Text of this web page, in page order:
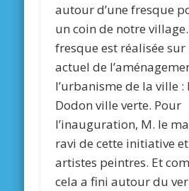
autour d’une fresque
un coin de notre
fresque est réalisée sur
actuel de
l’urbanisme de la ville :
Dodon ville verte. Pour
l’inauguration, M. le
ravi de cette initiative
artistes peintres. Et
cela a fini autour du